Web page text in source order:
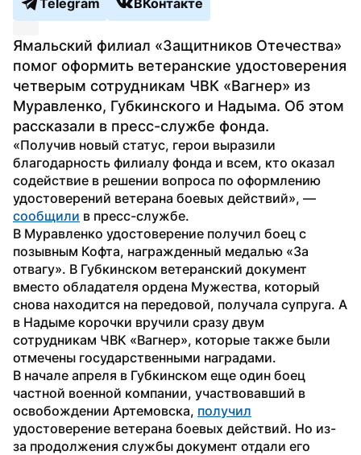
Telegram
ВКонтакте
Ямальский филиал «Защитников Отечества»
помог оформить ветеранские удостоверения
четверым сотрудникам ЧВК «Вагнер» из
Муравленко, Губкинского и Надыма. Об этом
рассказали в пресс-службе фонда.
«Получив новый статус, герои выразили
благодарность филиалу фонда и всем, кто оказал
содействие в решении вопроса по оформлению
сообщили в пресс-службе.
В Муравленко удостоверение получил боец с
позывным Кофта, награжденный медалью «За
отвагу». В Губкинском ветеранский документ
вместо обладателя ордена Мужества, который
снова находится на передовой, получала супруга. А
в Надыме корочки вручили сразу двум
сотрудникам ЧВК «Вагнер», которые также были
отмечены государственными наградами.
В начале апреля в Губкинском еще один боец
частной военной компании, участвовавший в
освобождении Артемовска, получил
удостоверение ветерана боевых действий. Но из-
за продолжения службы документ отдали его